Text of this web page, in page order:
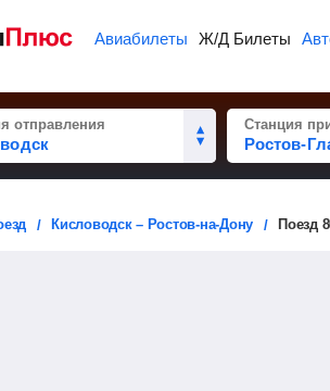
Авиабилеты Ж/Д Билеты
отправления Станция
Кисловодск – Ростов-на-Дону Поезд